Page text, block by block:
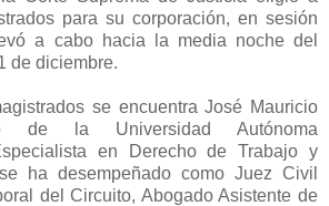
para su corporación, en sesión
a cabo hacia la media noche del
de diciembre.
se encuentra José Mauricio
de la Universidad Autónoma
en Derecho de Trabajo y
ha desempeñado como Juez Civil
del Circuito, Abogado Asistente de